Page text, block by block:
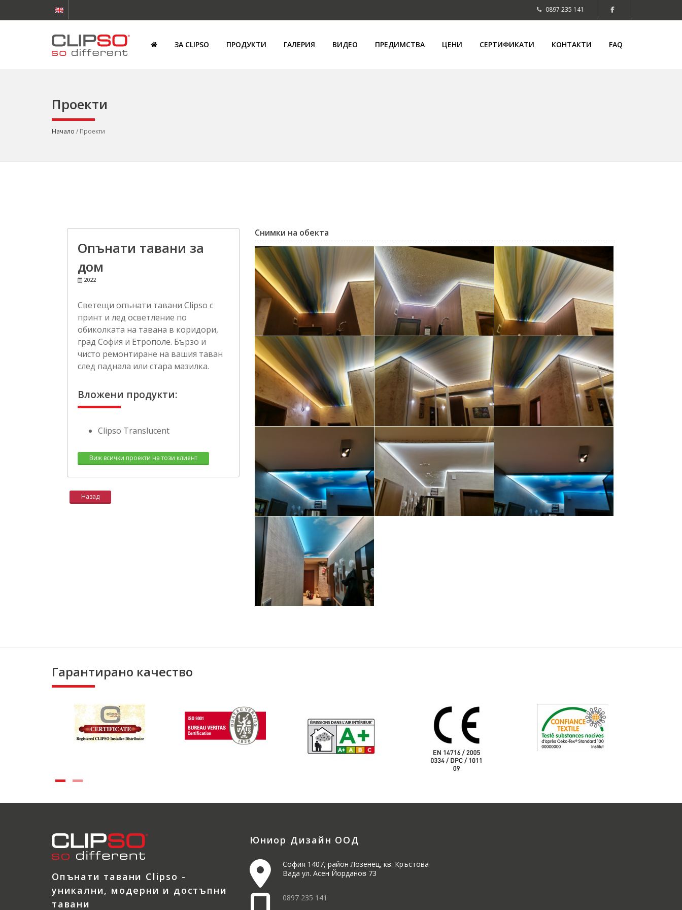
0897 235 141
ЗА CLIPSO ПРОДУКТИ ГАЛЕРИЯ ВИДЕО ПРЕДИМСТВА ЦЕНИ СЕРТИФИКАТИ КОНТАКТИ FAQ
Проекти
Начало / Проекти
Опънати тавани за
дом
2022
Светещи опънати тавани Clipso с
принт и лед осветление по
обиколката на тавана в коридори,
град София и Етрополе. Бързо и
чисто ремонтиране на вашия таван
след паднала или стара мазилка.
Вложени продукти:
Clipso Translucent
Виж всички проекти на този клиент
Назад
Снимки на обекта
Гарантирано качество
Опънати тавани Clipso -
уникални, модерни и достъпни
тавани
Юниор Дизайн ООД
София 1407, район Лозенец, кв. Кръстова
Вада ул. Асен Йорданов 73
0897 235 141